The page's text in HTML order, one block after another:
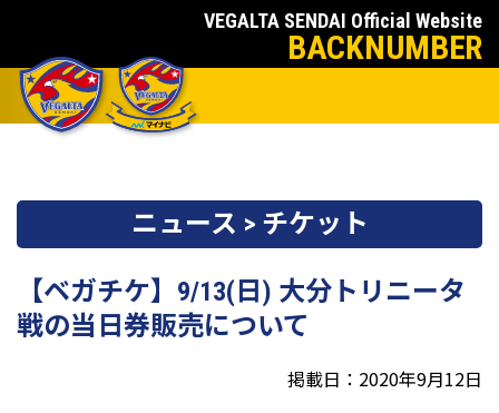
VEGALTA SENDAI Official Website
BACKNUMBER
ニュース > チケット
【ベガチケ】9/13(日) 大分トリニータ
戦の当日券販売について
掲載日：2020年9月12日